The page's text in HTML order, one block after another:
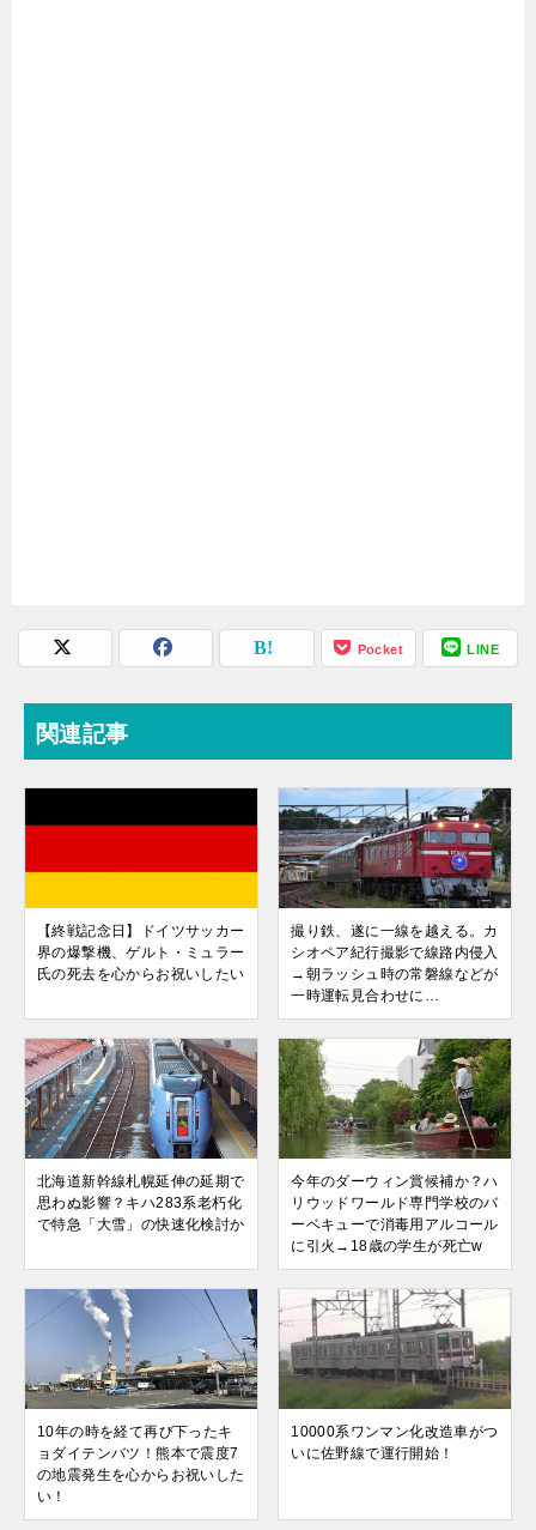
Pocket LINE
関連記事
【終戦記念日】ドイツサッカー
界の爆撃機、ゲルト・ミュラー
氏の死去を心からお祝いしたい
撮り鉄、遂に一線を越える。カ
シオペア紀行撮影で線路内侵入
→朝ラッシュ時の常磐線などが
一時運転見合わせに…
北海道新幹線札幌延伸の延期で
思わぬ影響？キハ283系老朽化
で特急「大雪」の快速化検討か
今年のダーウィン賞候補か？ハ
リウッドワールド専門学校のバ
ーベキューで消毒用アルコール
に引火→18歳の学生が死亡w
10年の時を経て再び下ったキ
ョダイテンバツ！熊本で震度7
の地震発生を心からお祝いした
い！
10000系ワンマン化改造車がつ
いに佐野線で運行開始！